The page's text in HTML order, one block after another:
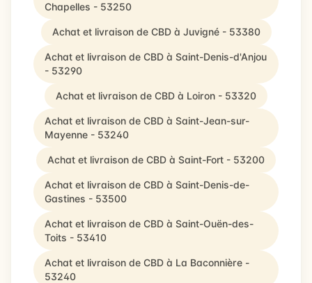
Chapelles - 53250
Achat et livraison de CBD à Juvigné - 53380
Achat et livraison de CBD à Saint-Denis-d'Anjou
- 53290
Achat et livraison de CBD à Loiron - 53320
Achat et livraison de CBD à Saint-Jean-sur-
Mayenne - 53240
Achat et livraison de CBD à Saint-Fort - 53200
Achat et livraison de CBD à Saint-Denis-de-
Gastines - 53500
Achat et livraison de CBD à Saint-Ouën-des-
Toits - 53410
Achat et livraison de CBD à La Baconnière -
53240